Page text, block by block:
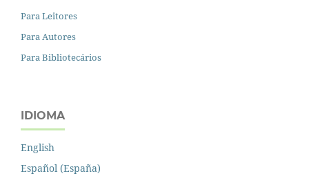
Para Leitores
Para Autores
Para Bibliotecários
IDIOMA
English
Español (España)